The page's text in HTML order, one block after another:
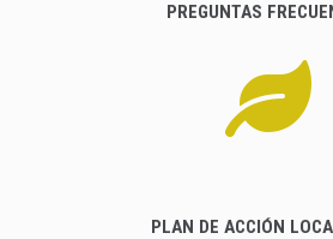
PREGUNTAS
PLAN DE ACCIÓN